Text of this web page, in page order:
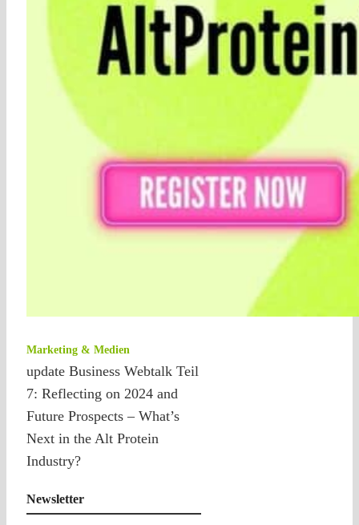
Marketing & Medien
update Business Webtalk Teil
7: Reflecting on 2024 and
Future Prospects – What’s
Next in the Alt Protein
Industry?
Newsletter